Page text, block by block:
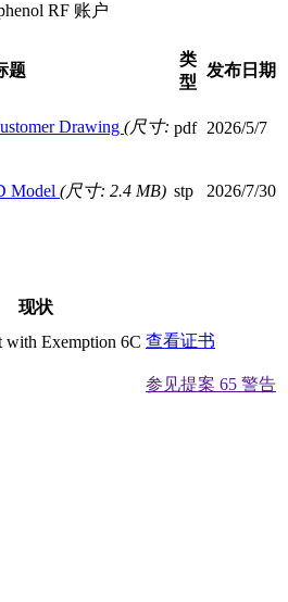
RF 账户
题
类
型
发布日期
Drawing (尺寸: pdf 2026/5/7
Model (尺寸: 2.4 MB) stp 2026/7/30
现状
with Exemption 6C 查看证书
参见提案 65 警告